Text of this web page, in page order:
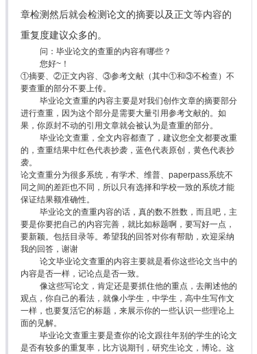
章检测然后就会检测论文的摘要以及正文等内容的
重复度建议众多的。
问：毕业论文的查重的内容有哪些？
您好~！
①摘要、②正文内容、③参考文献（其中①和③不检查）不
要查重的部分不要上传。
毕业论文查重的内容主要是对我们创作文章的摘要部分
进行查重，因为这个部分是需要大量引用参考文献的。如
果，你原封不动的引用文章就会被认为是查重的部分。
毕业论文查重，全文内容都查了，建议您全文都要改重
的，查重结果中红色代表抄袭，蓝色代表原创，黄色代表抄
袭。
论文查重分为很多系统，有学术、维普、paperpass系统不
同之间的差距也不同，所以只有选择和学校一致的系统才能
保证结果额准确性。
毕业论文的查重内容的话，真的数不胜数，而且吧，主
要是你要把自己的内容完善，就比如标题啊，要写好一点，
要新颖。包括目录等。希望我的回答对你有帮助，欢迎采纳
我的回答，谢谢
论文毕业论文查重的内容主要就是看你这些论文当中的
内容是否一样，记论点是否一致。
像这些写论文，肯定还是要抓住他的重点，去阐述他的
观点，你自己的看法，就像小学生，中学生，高中生写作文
一样，也要复活它的标题，来展示你的一些认识一些理论上
面的见解。
毕业论文查重主要是查你的论文跟往年别的学生的论文
是否有较多的重复率，比方说期刊，研究生论文，博论。这